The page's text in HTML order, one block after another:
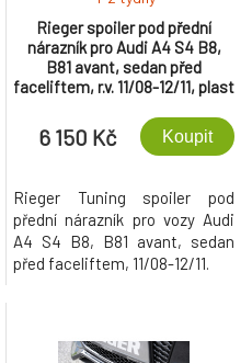
Rieger spoiler pod přední
nárazník pro Audi A4 S4 B8,
B81 avant, sedan před
faceliftem, r.v. 11/08-12/11, plast
6 150 Kč Koupit
Rieger Tuning spoiler pod
přední nárazník pro vozy Audi
A4 S4 B8, B81 avant, sedan
před faceliftem, 11/08-12/11.